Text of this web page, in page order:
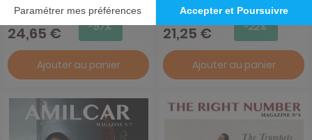
57,60 €
24,65 € -57%
Ajouter au panier
27,20 €
21,25 € -22%
Ajouter au panier